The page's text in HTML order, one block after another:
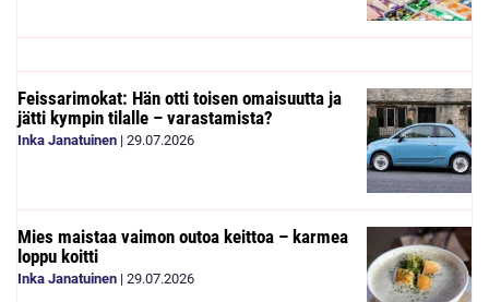
Feissarimokat: Hän otti toisen omaisuutta ja
jätti kympin tilalle – varastamista?
Inka Janatuinen | 29.07.2026
Mies maistaa vaimon outoa keittoa – karmea
loppu koitti
Inka Janatuinen | 29.07.2026